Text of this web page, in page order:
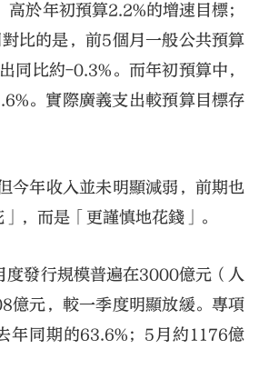
於年初預算2.2%的增速目標；
比的是，前5個月一般公共預算
同比約-0.3%。而年初預算中，
。實際廣義支出較預算目標存
今年收入並未明顯減弱，前期也
，而是「更謹慎地花錢」。
度發行規模普遍在3000億元（人
億元，較一季度明顯放緩。專項
年同期的63.6%；5月約1176億